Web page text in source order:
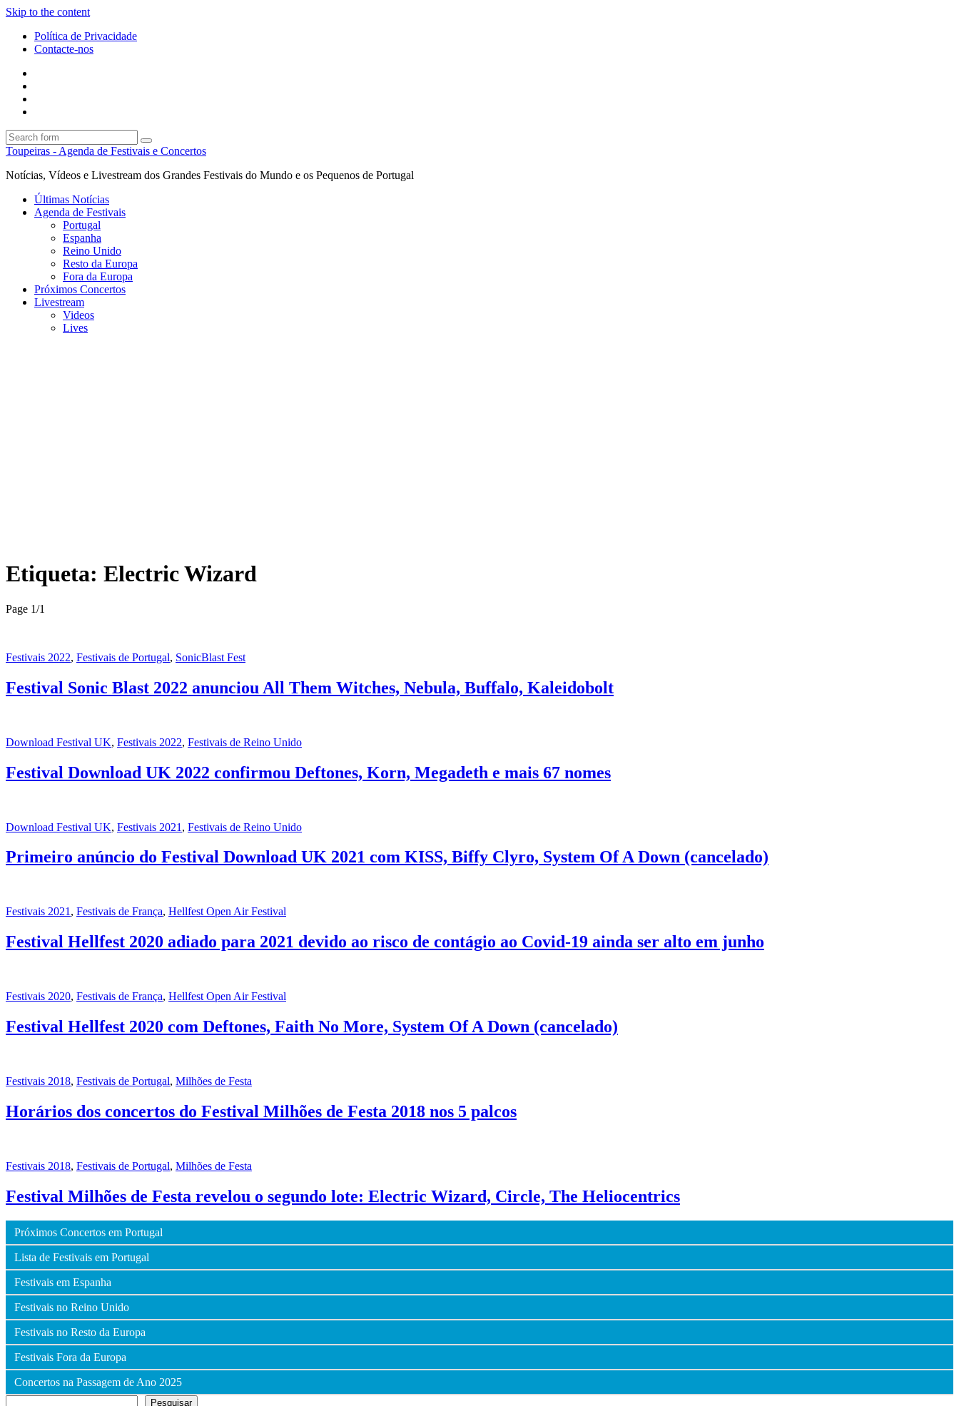
Skip to the content
Política de Privacidade
Contacte-nos
Search
Toupeiras - Agenda de Festivais e Concertos
Notícias, Vídeos e Livestream dos Grandes Festivais do Mundo e os Pequenos de Portugal
Últimas Notícias
Agenda de Festivais
Portugal
Espanha
Reino Unido
Resto da Europa
Fora da Europa
Próximos Concertos
Livestream
Videos
Lives
Etiqueta: Electric Wizard
Page 1/1
Festivais 2022, Festivais de Portugal, SonicBlast Fest
Festival Sonic Blast 2022 anunciou All Them Witches, Nebula, Buffalo, Kaleidobolt
Download Festival UK, Festivais 2022, Festivais de Reino Unido
Festival Download UK 2022 confirmou Deftones, Korn, Megadeth e mais 67 nomes
Download Festival UK, Festivais 2021 , Festivais de Reino Unido
Primeiro anúncio do Festival Download UK 2021 com KISS, Biffy Clyro, System Of A Down (cancelado)
Festivais 2021 , Festivais de França, Hellfest Open Air Festival
Festival Hellfest 2020 adiado para 2021 devido ao risco de contágio ao Covid-19 ainda ser alto em junho
Festivais 2020, Festivais de França, Hellfest Open Air Festival
Festival Hellfest 2020 com Deftones, Faith No More, System Of A Down (cancelado)
Festivais 2018, Festivais de Portugal, Milhões de Festa
Horários dos concertos do Festival Milhões de Festa 2018 nos 5 palcos
Festivais 2018, Festivais de Portugal, Milhões de Festa
Festival Milhões de Festa revelou o segundo lote: Electric Wizard, Circle, The Heliocentrics
Próximos Concertos em Portugal
Lista de Festivais em Portugal
Festivais em Espanha
Festivais no Reino Unido
Festivais no Resto da Europa
Festivais Fora da Europa
Concertos na Passagem de Ano 2025
Pesquisar